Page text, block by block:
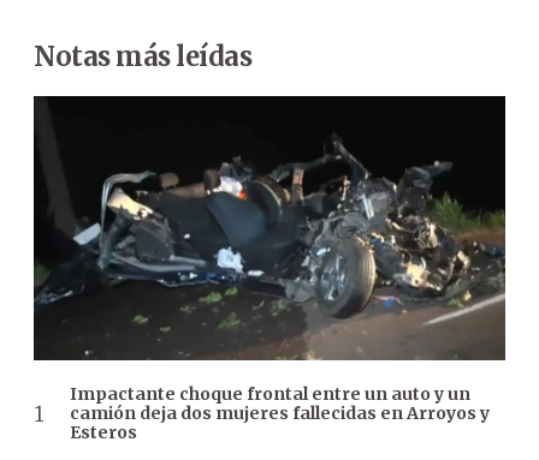
Notas más leídas
Impactante choque frontal entre un auto y un
camión deja dos mujeres fallecidas en Arroyos y
Esteros